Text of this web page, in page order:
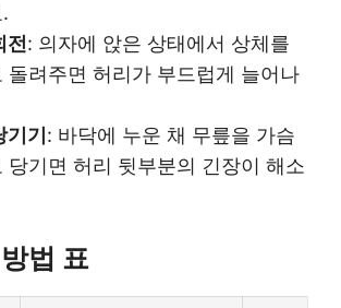
전 : 의자에 앉은 상태에서 상체를
돌려주면 허리가 부드럽게 늘어나
기 : 바닥에 누운 채 무릎을 가슴
당기면 허리 뒷부분의 긴장이 해소
법 표